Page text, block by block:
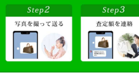
店頭買取もしくは出張買取より
ださい。